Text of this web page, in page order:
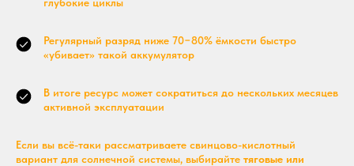
Регулярный разряд ниже 70−80% ёмкости быстро
«убивает» такой аккумулятор
В итоге ресурс может сократиться до нескольких месяцев
активной эксплуатации
Если вы всё-таки рассматриваете свинцово-кислотный
вариант для солнечной системы, выбирайте тяговые или